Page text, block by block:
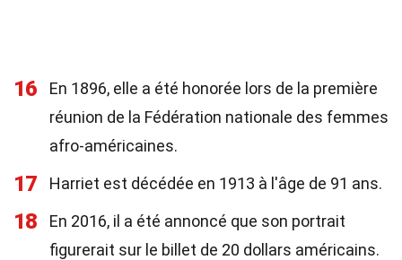
16
En 1896, elle a été honorée lors de la première
réunion de la Fédération nationale des femmes
afro-américaines.
17 Harriet est décédée en 1913 à l'âge de 91 ans.
18
En 2016, il a été annoncé que son portrait
figurerait sur le billet de 20 dollars américains.